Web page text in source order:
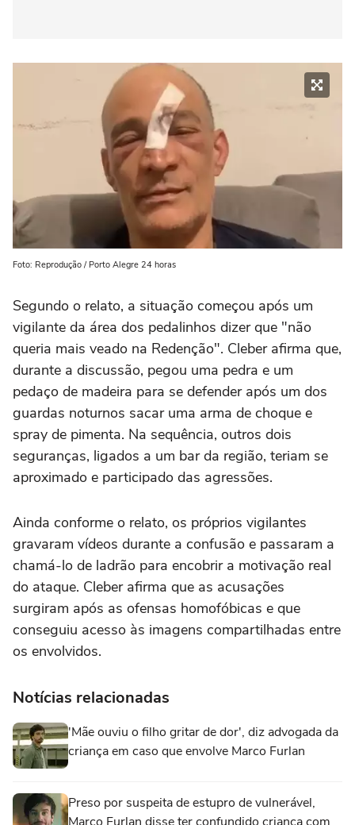
Foto: Reprodução / Porto Alegre 24 horas
Segundo o relato, a situação começou após um
vigilante da área dos pedalinhos dizer que "não
queria mais veado na Redenção". Cleber afirma que,
durante a discussão, pegou uma pedra e um
pedaço de madeira para se defender após um dos
guardas noturnos sacar uma arma de choque e
spray de pimenta. Na sequência, outros dois
seguranças, ligados a um bar da região, teriam se
aproximado e participado das agressões.
Ainda conforme o relato, os próprios vigilantes
gravaram vídeos durante a confusão e passaram a
chamá-lo de ladrão para encobrir a motivação real
do ataque. Cleber afirma que as acusações
surgiram após as ofensas homofóbicas e que
conseguiu acesso às imagens compartilhadas entre
os envolvidos.
Notícias relacionadas
'Mãe ouviu o filho gritar de dor', diz advogada da
criança em caso que envolve Marco Furlan
Preso por suspeita de estupro de vulnerável,